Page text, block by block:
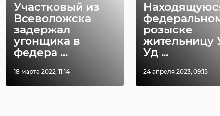
Участковый из
Всеволожска
задержал
угонщика в
федера ...
18 марта 2022, 11:14
розыске
жительницу
Уд ...
24 апреля 2023, 09:15